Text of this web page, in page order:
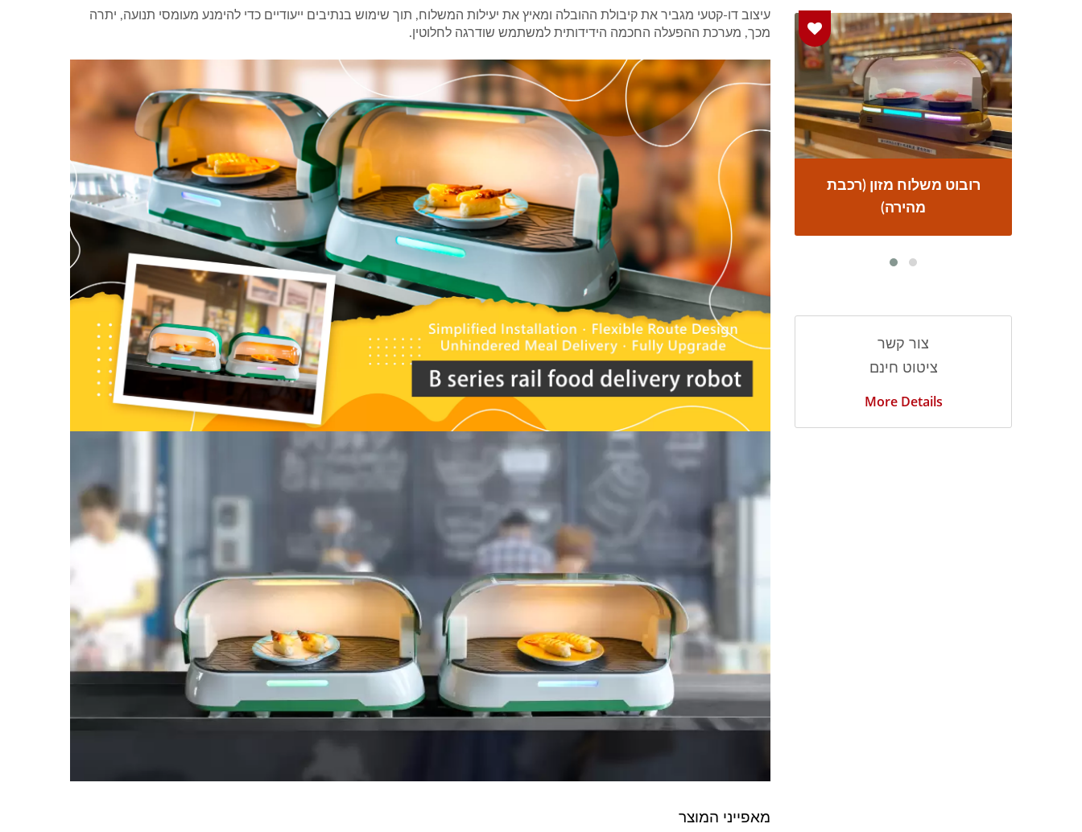
עיצוב דו-קטעי מגביר את קיבולת ההובלה ומאיץ את יעילות המשלוח, תוך שימוש בנתיבים ייעודיים כדי להימנע מעומסי תנועה, יתרה
מכך, מערכת ההפעלה החכמה הידידותית למשתמש שודרגה לחלוטין.
מאפייני המוצר
רובוט משלוח מזון (רכבת
מהירה)
מערכת משלוחי מזון
רובוט משלוח מזון (רכבת
מהירה)
מערכת משלוחי מזון
צור קשר
ציטוט חינם
More Details